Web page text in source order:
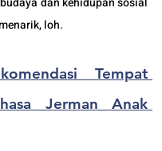
loh.
Tempat
Jerman Anak